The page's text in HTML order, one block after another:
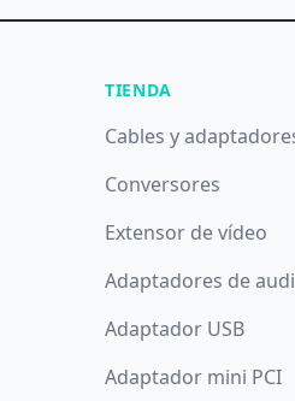
TIENDA
Cables y
Conversores
Extensor de vídeo
Adaptadores de
Adaptador USB
Adaptador mini PCI